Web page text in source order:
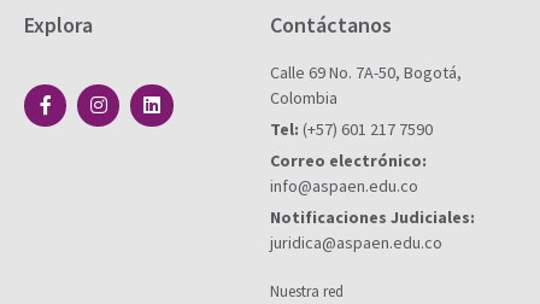
Explora Contáctanos
Calle 69 No. 7A-50, Bogotá,
Colombia
Tel: (+57) 601 217 7590
Correo electrónico:
info@aspaen.edu.co
Notificaciones Judiciales:
juridica@aspaen.edu.co
Nuestra red